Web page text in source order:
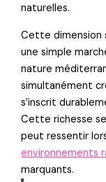
naturelles.
Cette dimension
une simple
nature
simultanément
s’inscrit
Cette richesse
peut ressentir
environnements
marquants.